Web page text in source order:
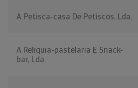
A Petisca-casa De Petiscos, Lda.
A Reliquia-pastelaria E Snack-
bar, Lda.